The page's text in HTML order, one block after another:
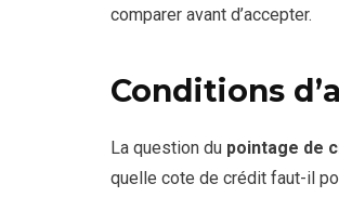
comparer avant d’accepter.
Conditions
La question du pointage de
quelle cote de crédit faut-il